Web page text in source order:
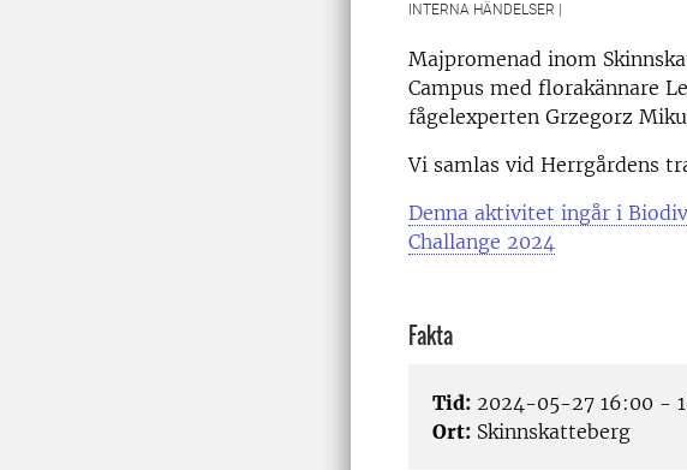
INTERNA HÄNDELSER |
Majpromenad inom
Campus med florakännare
fågelexperten Grzegorz
Vi samlas vid Herrgårdens
Denna aktivitet ingår i
Challange 2024
Fakta
Tid: 2024-05-27 16:00 -
Ort: Skinnskatteberg